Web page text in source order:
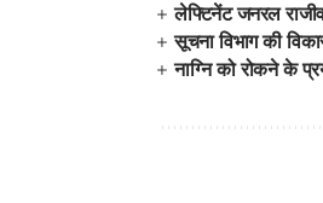
लेफ्टिनेंट जनरल
सूचना विभाग की
नाग्नि को रोकने के